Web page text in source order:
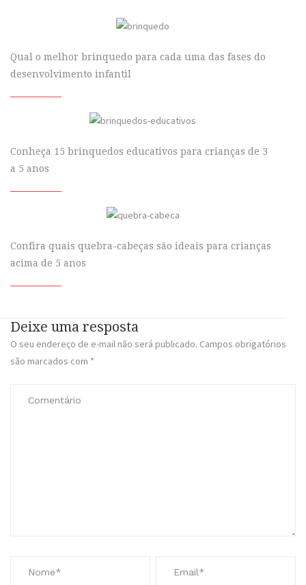
Qual o melhor brinquedo para cada uma das fases do
desenvolvimento infantil
Conheça 15 brinquedos educativos para crianças de 3
a 5 anos
Confira quais quebra-cabeças são ideais para crianças
acima de 5 anos
Deixe uma resposta
O seu endereço de e-mail não será publicado. Campos obrigatórios
são marcados com *